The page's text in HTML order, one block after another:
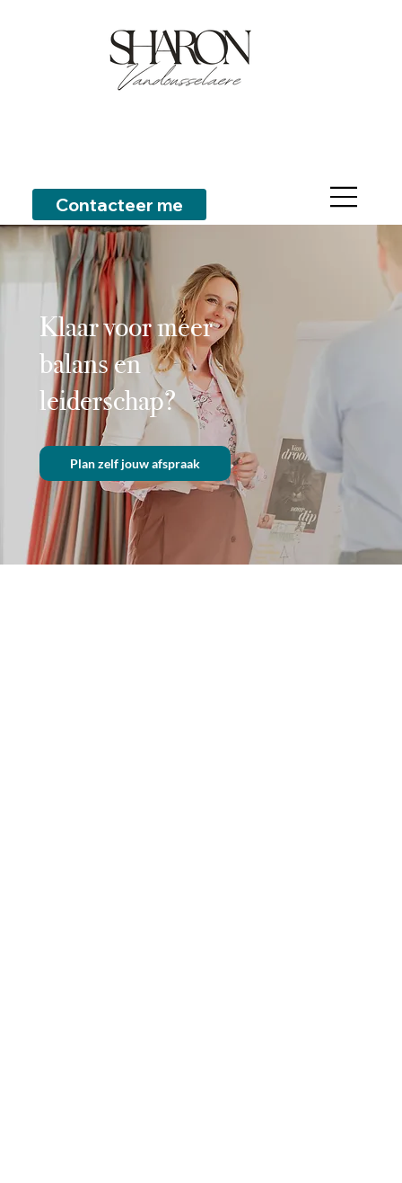
Contacteer me
Klaar voor meer
balans en
leiderschap?
Plan zelf jouw afspraak